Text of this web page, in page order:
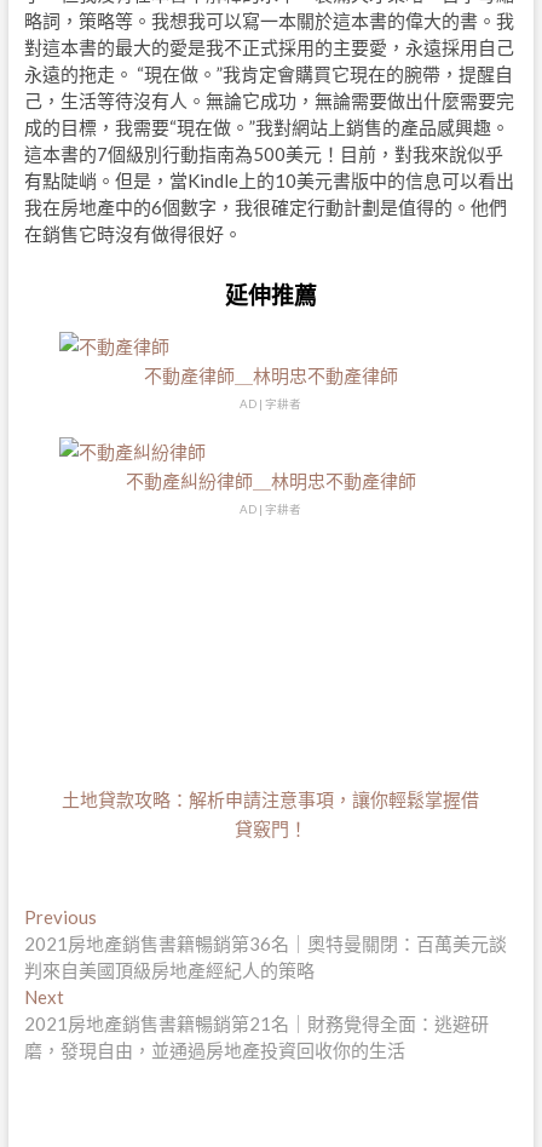
略詞，策略等。我想我可以寫一本關於這本書的偉大的書。我
對這本書的最大的愛是我不正式採用的主要愛，永遠採用自己
永遠的拖走。 “現在做。”我肯定會購買它現在的腕帶，提醒自
己，生活等待沒有人。無論它成功，無論需要做出什麼需要完
成的目標，我需要“現在做。”我對網站上銷售的產品感興趣。
這本書的7個級別行動指南為500美元！目前，對我來說似乎
有點陡峭。但是，當Kindle上的10美元書版中的信息可以看出
我在房地產中的6個數字，我很確定行動計劃是值得的。他們
在銷售它時沒有做得很好。
延伸推薦
不動產律師＿林明忠不動產律師
AD | 字耕者
不動產糾紛律師＿林明忠不動產律師
AD | 字耕者
土地貸款攻略：解析申請注意事項，讓你輕鬆掌握借
貸竅門！
文
章
導
覽
PreviousPrevious
post:
2021房地產銷售書籍暢銷第36名｜奧特曼關閉：百萬美元談
判來自美國頂級房地產經紀人的策略
NextNext
post:
2021房地產銷售書籍暢銷第21名｜財務覺得全面：逃避研
磨，發現自由，並通過房地產投資回收你的生活